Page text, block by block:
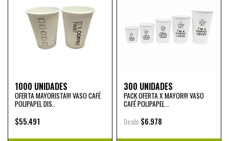
1000 UNIDADES
OFERTA MAYORISTA!!! VASO CAFÉ
POLIPAPEL DIS..
$55.491
300 UNIDADES
PACK OFERTA X MAYOR!!! VASO
CAFÉ POLIPAPEL ..
Desde $6.978